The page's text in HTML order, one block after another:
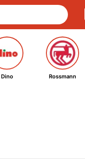
Dino Rossmann